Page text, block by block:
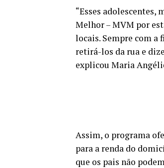
“Esses
Melhor – MVM por
locais. Sempre com a
retirá-los da rua e
explicou Maria
Assim, o programa
para a renda do
que os pais não